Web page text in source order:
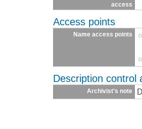
access
Access points
Name access points
Description control
Archivist's note